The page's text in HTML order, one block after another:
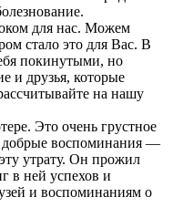
для нас. Можем
стало это для Вас. В
покинутыми, но
и друзья, которые
на нашу
Это очень грустное
добрые воспоминания —
утрату. Он прожил
в ней успехов и
и воспоминаниям о